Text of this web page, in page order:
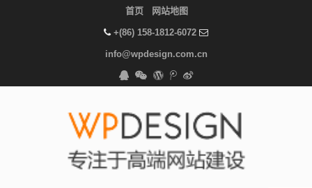
首页 网站地图
+(86) 158-1812-6072
info@wpdesign.com.cn